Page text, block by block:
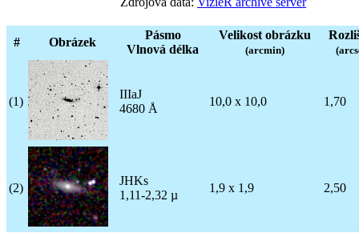
# Obrázek
Pásmo
Vlnová délka
Velikost obrázku
(arcmin)
(1)
IIIaJ
4680 Å
10,0 x 10,0 1,70
(2)
JHKs
1,11-2,32 µ
1,9 x 1,9 2,50